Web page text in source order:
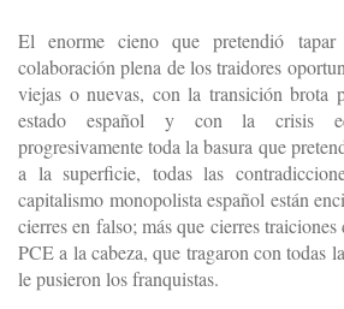
El enorme cieno que pretendió
colaboración plena de los traidores
viejas o nuevas, con la transición brota
estado español y con la crisis
progresivamente toda la basura que
a la superficie, todas las
capitalismo monopolista español están
cierres en falso; más que cierres
PCE a la cabeza, que tragaron con todas
le pusieron los franquistas.